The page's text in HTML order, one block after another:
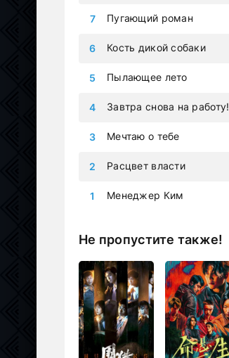
Менеджер Ким
Расцвет власти
Мечтаю о тебе
Завтра снова на работу!
Пылающее лето
Кость дикой собаки
Пугающий роман
Не пропустите также!